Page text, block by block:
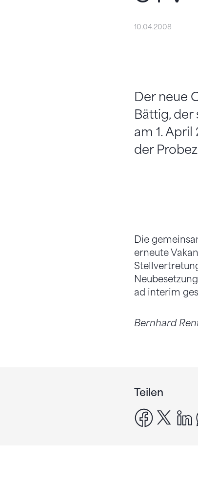
10.04.2008
Der neue
Bättig,
am 1.
der
Die
erneute
ad interim
Bernhard
Teilen
facebook
x